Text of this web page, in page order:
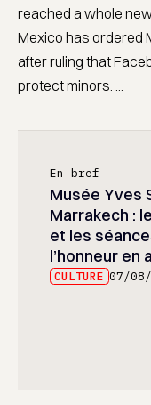
reached a whole
Mexico has ordered
after ruling that
protect minors. ...
En bref
Musée Yves
Marrakech :
et les
l’honneur en
CULTURE 07/